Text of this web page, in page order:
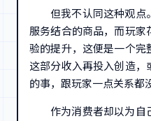
但我不认同这种观点
服务结合的商品，而玩家
验的提升，这便是一个完
这部分收入再投入创造，
的事，跟玩家一点关系都
作为消费者却以为自